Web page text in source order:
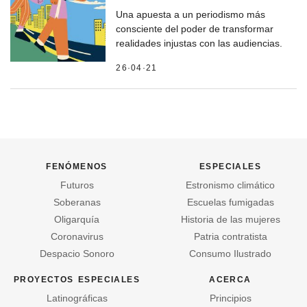
Una apuesta a un periodismo más
consciente del poder de transformar
realidades injustas con las audiencias.
26·04·21
fenómenos
Futuros
Soberanas
Oligarquía
Coronavirus
Despacio Sonoro
especiales
Estronismo climático
Escuelas fumigadas
Historia de las mujeres
Patria contratista
Consumo Ilustrado
proyectos especiales
Latinográficas
acerca
Principios